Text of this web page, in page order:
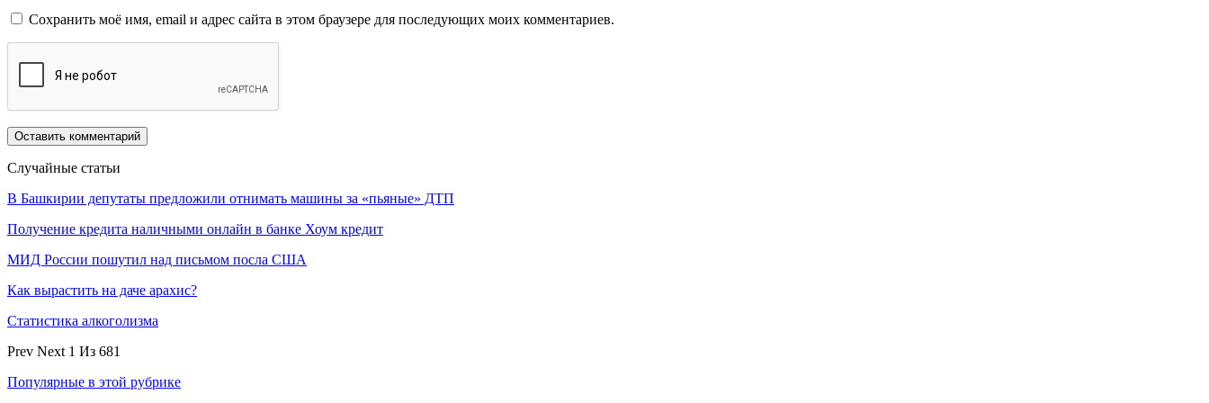
Сохранить моё имя, email и адрес сайта в этом браузере для последующих моих комментариев.
Случайные статьи
В Башкирии депутаты предложили отнимать машины за «пьяные» ДТП
Получение кредита наличными онлайн в банке Хоум кредит
МИД России пошутил над письмом посла США
Как вырастить на даче арахис?
Статистика алкоголизма
Prev Next 1 Из 681
Популярные в этой рубрике